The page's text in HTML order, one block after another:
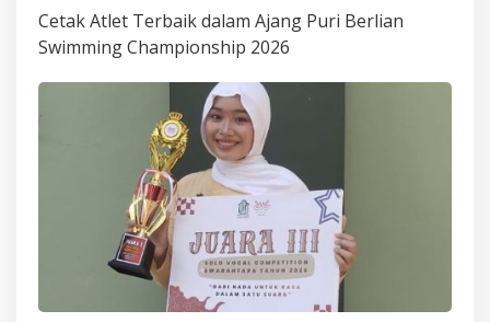
Cetak Atlet Terbaik dalam Ajang Puri Berlian
Swimming Championship 2026